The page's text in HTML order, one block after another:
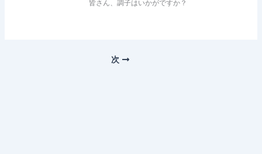
皆さん、調子はいかがですか？
次